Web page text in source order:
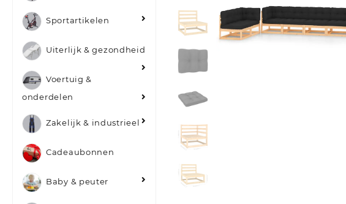
Sportartikelen
Uiterlijk & gezondheid
Voertuig &
onderdelen
Zakelijk & industrieel
Cadeaubonnen
Baby & peuter